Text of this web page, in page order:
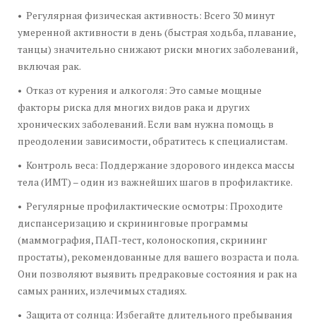
• Регулярная физическая активность: Всего 30 минут
умеренной активности в день (быстрая ходьба, плавание,
танцы) значительно снижают риски многих заболеваний,
включая рак.
• Отказ от курения и алкоголя: Это самые мощные
факторы риска для многих видов рака и других
хронических заболеваний. Если вам нужна помощь в
преодолении зависимости, обратитесь к специалистам.
• Контроль веса: Поддержание здорового индекса массы
тела (ИМТ) – один из важнейших шагов в профилактике.
• Регулярные профилактические осмотры: Проходите
диспансеризацию и скрининговые программы
(маммография, ПАП-тест, колоноскопия, скрининг
простаты), рекомендованные для вашего возраста и пола.
Они позволяют выявить предраковые состояния и рак на
самых ранних, излечимых стадиях.
• Защита от солнца: Избегайте длительного пребывания